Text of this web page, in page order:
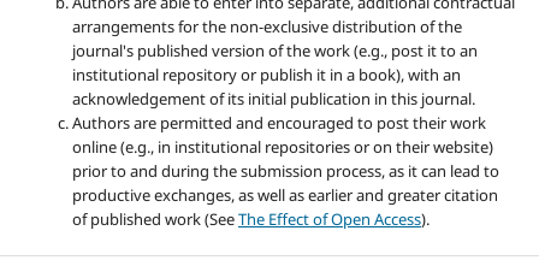
arrangements for the non-exclusive distribution of the
journal's published version of the work (e.g., post it to an
institutional repository or publish it in a book), with an
acknowledgement of its initial publication in this journal.
Authors are permitted and encouraged to post their work
online (e.g., in institutional repositories or on their website)
prior to and during the submission process, as it can lead to
productive exchanges, as well as earlier and greater citation
of published work (SeeThe Effect of Open Access).